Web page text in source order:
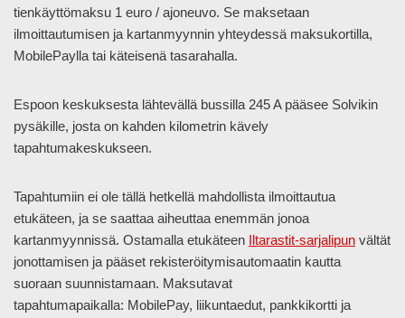
tienkäyttömaksu 1 euro / ajoneuvo. Se maksetaan
ilmoittautumisen ja kartanmyynnin yhteydessä maksukortilla,
MobilePaylla tai käteisenä tasarahalla.
Espoon keskuksesta lähtevällä bussilla 245 A pääsee Solvikin
pysäkille, josta on kahden kilometrin kävely
tapahtumakeskukseen.
Tapahtumiin ei ole tällä hetkellä mahdollista ilmoittautua
etukäteen, ja se saattaa aiheuttaa enemmän jonoa
kartanmyynnissä. Ostamalla etukäteen Iltarastit-sarjalipun vältät
jonottamisen ja pääset rekisteröitymisautomaatin kautta
suoraan suunnistamaan. Maksutavat
tapahtumapaikalla: MobilePay, liikuntaedut, pankkikortti ja